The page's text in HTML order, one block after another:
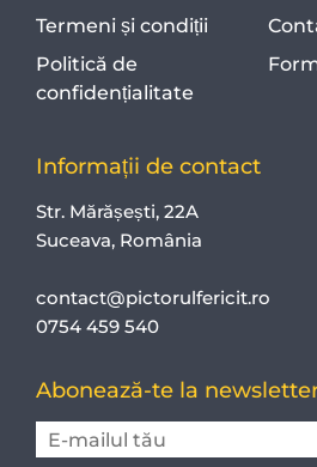
Termeni și condiții
Politică de
confidențialitate
Informații de contact
Str. Mărășești, 22A
Suceava, România
contact@pictorulfericit.ro
0754 459 540
Abonează-te la